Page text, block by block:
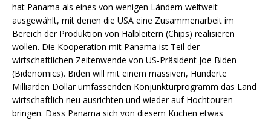
hat Panama als eines von wenigen Ländern weltweit
ausgewählt, mit denen die USA eine Zusammenarbeit im
Bereich der Produktion von Halbleitern (Chips) realisieren
wollen. Die Kooperation mit Panama ist Teil der
wirtschaftlichen Zeitenwende von US-Präsident Joe Biden
(Bidenomics). Biden will mit einem massiven, Hunderte
Milliarden Dollar umfassenden Konjunkturprogramm das Land
wirtschaftlich neu ausrichten und wieder auf Hochtouren
bringen. Dass Panama sich von diesem Kuchen etwas